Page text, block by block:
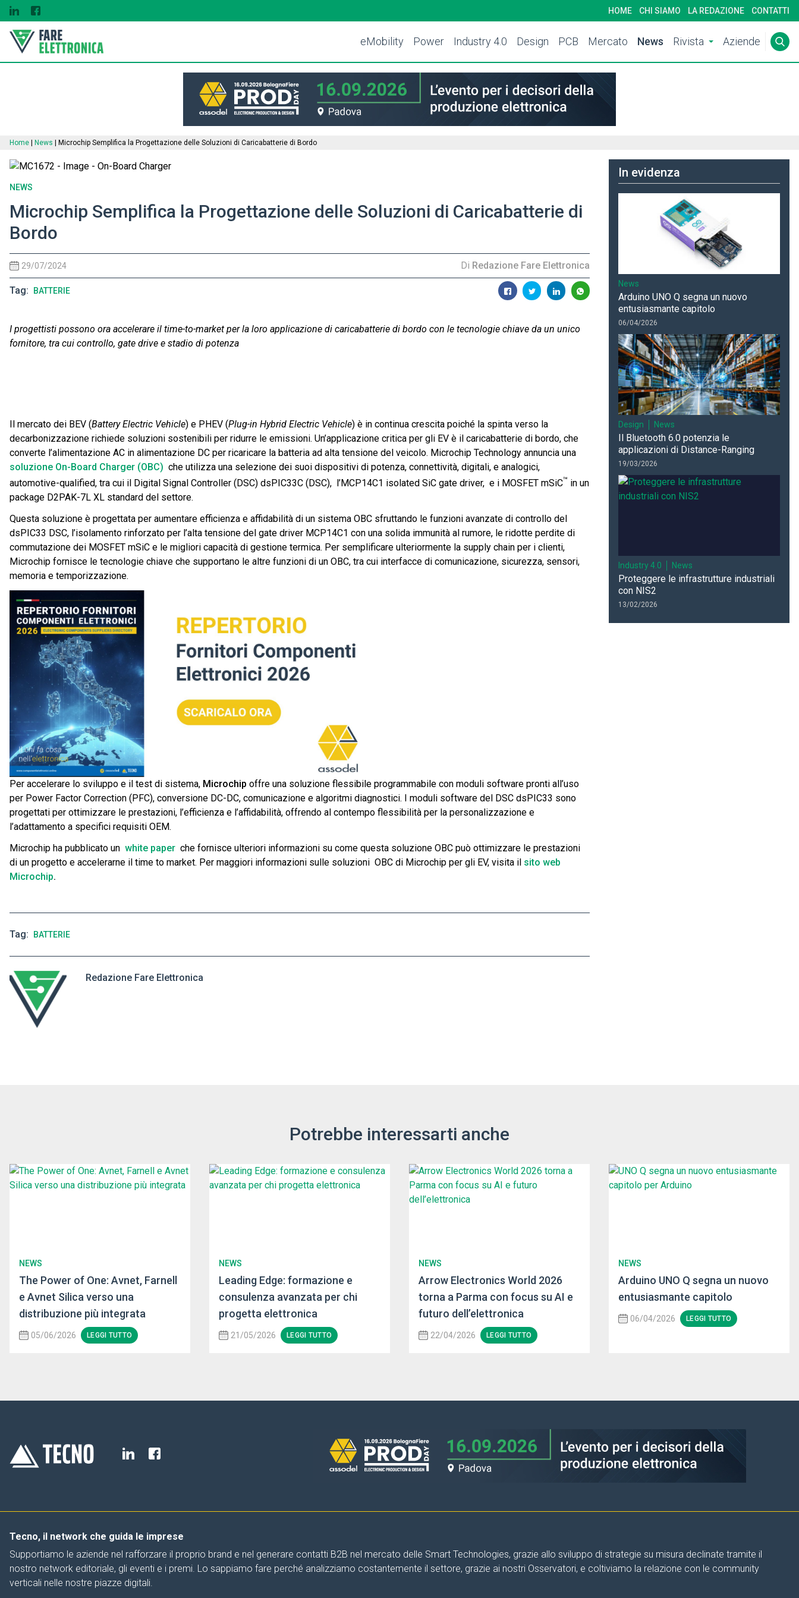
HOME CHI SIAMO LA REDAZIONE CONTATTI
eMobility Power Industry 4.0 Design PCB Mercato News Rivista Aziende
Home News Microchip Semplifica la Progettazione delle Soluzioni di Caricabatterie di Bordo
NEWS
Microchip Semplifica la Progettazione delle Soluzioni di Caricabatterie di
Bordo
29/07/2024 Di Redazione Fare Elettronica
Tag BATTERIE
I progettisti possono ora accelerare il time-to-market per la loro applicazione di caricabatterie di bordo con le tecnologie chiave da un unico
fornitore, tra cui controllo, gate drive e stadio di potenza
Il mercato dei BEV (Battery Electric Vehicle) e PHEV (Plug-in Hybrid Electric Vehicle) è in continua crescita poiché la spinta verso la
decarbonizzazione richiede soluzioni sostenibili per ridurre le emissioni. Un’applicazione critica per gli EV è il caricabatterie di bordo, che
converte l’alimentazione AC in alimentazione DC per ricaricare la batteria ad alta tensione del veicolo. Microchip Technology annuncia una
soluzione On-Board Charger (OBC) che utilizza una selezione dei suoi dispositivi di potenza, connettività, digitali, e analogici,
automotive-qualified, tra cui il Digital Signal Controller (DSC) dsPIC33C (DSC), l’MCP14C1 isolated SiC gate driver, e i MOSFET mSiC™ in un
package D2PAK-7L XL standard del settore.
Questa soluzione è progettata per aumentare efficienza e affidabilità di un sistema OBC sfruttando le funzioni avanzate di controllo del
dsPIC33 DSC, l’isolamento rinforzato per l’alta tensione del gate driver MCP14C1 con una solida immunità al rumore, le ridotte perdite di
commutazione dei MOSFET mSiC e le migliori capacità di gestione termica. Per semplificare ulteriormente la supply chain per i clienti,
Microchip fornisce le tecnologie chiave che supportano le altre funzioni di un OBC, tra cui interfacce di comunicazione, sicurezza, sensori,
memoria e temporizzazione.
Per accelerare lo sviluppo e il test di sistema, Microchip offre una soluzione flessibile programmabile con moduli software pronti all’uso
per Power Factor Correction (PFC), conversione DC-DC, comunicazione e algoritmi diagnostici. I moduli software del DSC dsPIC33 sono
progettati per ottimizzare le prestazioni, l’efficienza e l’affidabilità, offrendo al contempo flessibilità per la personalizzazione e
l’adattamento a specifici requisiti OEM.
Microchip ha pubblicato un white paper che fornisce ulteriori informazioni su come questa soluzione OBC può ottimizzare le prestazioni
di un progetto e accelerarne il time to market. Per maggiori informazioni sulle soluzioni OBC di Microchip per gli EV, visita il sito web
Microchip.
Tag BATTERIE
Redazione Fare Elettronica
In evidenza
News
Arduino UNO Q segna un nuovo
entusiasmante capitolo
06/04/2026
Design News
Il Bluetooth 6.0 potenzia le
applicazioni di Distance-Ranging
19/03/2026
Industry 4.0 News
Proteggere le infrastrutture industriali
con NIS2
13/02/2026
Potrebbe interessarti anche
NEWS
The Power of One: Avnet, Farnell
e Avnet Silica verso una
distribuzione più integrata
05/06/2026 LEGGI TUTTO
NEWS
Leading Edge: formazione e
consulenza avanzata per chi
progetta elettronica
21/05/2026 LEGGI TUTTO
NEWS
Arrow Electronics World 2026
torna a Parma con focus su AI e
futuro dell’elettronica
22/04/2026 LEGGI TUTTO
NEWS
Arduino UNO Q segna un nuovo
entusiasmante capitolo
06/04/2026 LEGGI TUTTO
Tecno, il network che guida le imprese
Supportiamo le aziende nel rafforzare il proprio brand e nel generare contatti B2B nel mercato delle Smart Technologies, grazie allo sviluppo di strategie su misura declinate tramite il
nostro network editoriale, gli eventi e i premi. Lo sappiamo fare perché analizziamo costantemente il settore, grazie ai nostri Osservatori, e coltiviamo la relazione con le community
verticali nelle nostre piazze digitali.